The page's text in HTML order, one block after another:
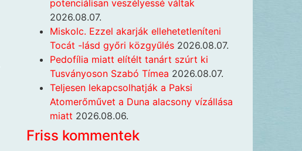
potenciálisan veszélyessé váltak
2026.08.07.
Miskolc. Ezzel akarják ellehetetleníteni
Tocát -lásd győri közgyűlés 2026.08.07.
Pedofília miatt elítélt tanárt szúrt ki
Tusványoson Szabó Tímea 2026.08.07.
Teljesen lekapcsolhatják a Paksi
Atomerőművet a Duna alacsony vízállása
miatt 2026.08.06.
Friss kommentek